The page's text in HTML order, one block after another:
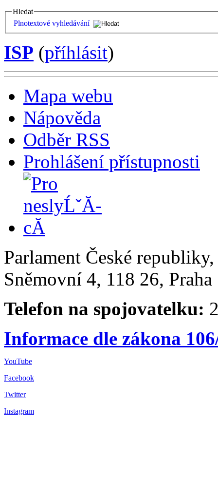
Hledat
Plnotextové vyhledávání
ISP (příhlásit)
Mapa webu
Nápověda
Odběr RSS
Prohlášení přístupnosti
Parlament České
Sněmovní 4, 118 26,
Telefon na spojovatelku:
Informace dle zákona
YouTube
Facebook
Twitter
Instagram